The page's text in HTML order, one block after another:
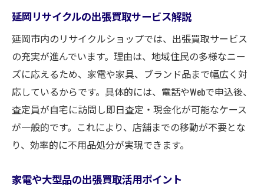
延岡リサイクルの出張買取サービス解説
延岡市内のリサイクルショップでは、出張買取サービス
の充実が進んでいます。理由は、地域住民の多様なニー
ズに応えるため、家電や家具、ブランド品まで幅広く対
応しているからです。具体的には、電話やWebで申込後、
査定員が自宅に訪問し即日査定・現金化が可能なケース
が一般的です。これにより、店舗までの移動が不要とな
り、効率的に不用品処分が実現できます。
家電や大型品の出張買取活用ポイント